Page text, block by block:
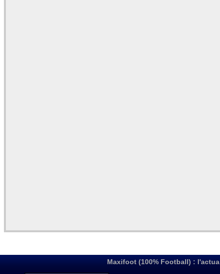
Maxifoot (100% Football) :